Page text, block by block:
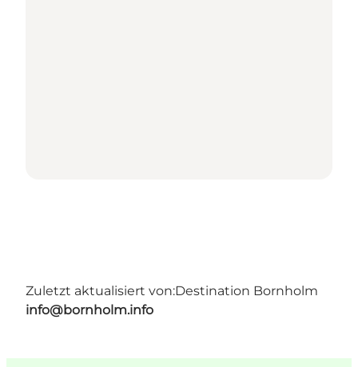
Zuletzt aktualisiert von:Destination Bornholm
info@bornholm.info